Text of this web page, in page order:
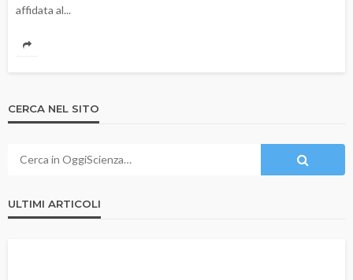
affidata al...
CERCA NEL SITO
ULTIMI ARTICOLI